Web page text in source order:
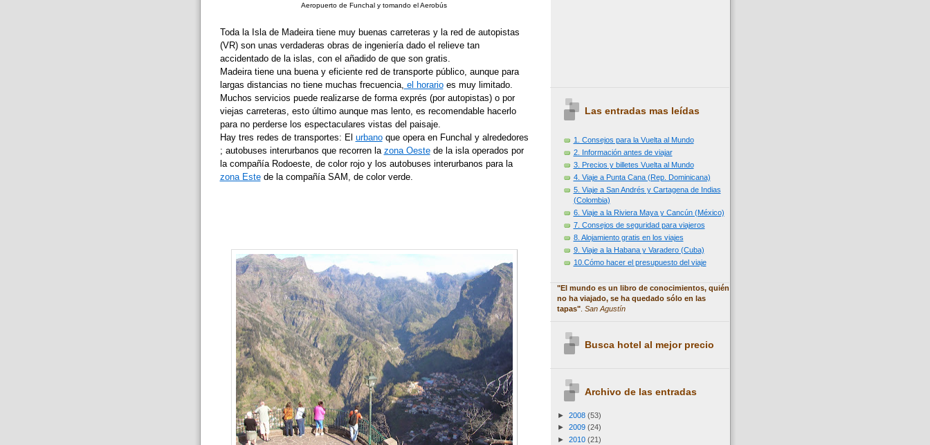
Aeropuerto de Funchal y tomando el Aerobús
Toda la Isla de Madeira tiene muy buenas carreteras y la red de autopistas
(VR) son unas verdaderas obras de ingeniería dado el relieve tan
accidentado de la islas, con el añadido de que son gratis.
Madeira tiene una buena y eficiente red de transporte público, aunque para
largas distancias no tiene muchas frecuencia, el horarioes muy limitado.
Muchos servicios puede realizarse de forma exprés (por autopistas) o por
viejas carreteras, esto último aunque mas lento, es recomendable hacerlo
para no perderse los espectaculares vistas del paisaje.
Hay tres redes de transportes: El urbanoque opera en Funchal y alrededores
; autobuses interurbanos que recorren la zona Oestede la isla operados por
la compañía Rodoeste, de color rojo y los autobuses interurbanos para la
zona Estede la compañía SAM, de color verde.
Las entradas mas leídas
1. Consejos para la Vuelta al Mundo
2. Información antes de viajar
3. Precios y billetes Vuelta al Mundo
4. Viaje a Punta Cana (Rep. Dominicana)
5. Viaje a San Andrés y Cartagena de Indias
(Colombia)
6. Viaje a la Riviera Maya y Cancún (México)
7. Consejos de seguridad para viajeros
8. Alojamiento gratis en los viajes
9. Viaje a la Habana y Varadero (Cuba)
10.Cómo hacer el presupuesto del viaje
"El mundo es un libro de conocimientos, quién
no ha viajado, se ha quedado sólo en las
tapas". San Agustín
Busca hotel al mejor precio
Archivo de las entradas
► 2008 (53)
► 2009 (24)
► 2010 (21)